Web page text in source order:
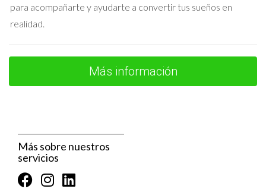
¿Es importante calcular el valor neto antes de
vender?
realista para tu venta.
¿Puedo calcularlo yo mismo?
¿Qué hacer si mi valor neto es negativo?
Considera opciones como refinanciar tu hipoteca o vender la
para acompañarte y ayudarte a convertir tus sueños en
realidad.
Más información
Más sobre nuestros
servicios